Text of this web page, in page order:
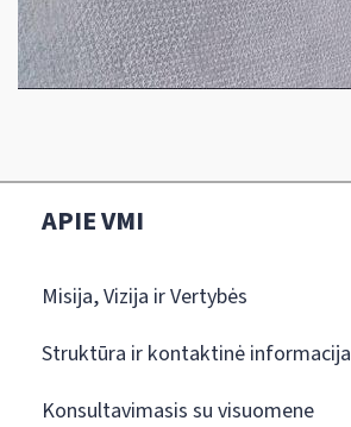
APIE VMI
Misija, Vizija ir Vertybės
Struktūra ir kontaktinė informacija
Konsultavimasis su visuomene